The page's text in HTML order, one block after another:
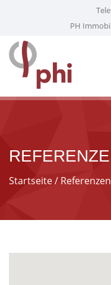
PH
Startseite/ Referenzen